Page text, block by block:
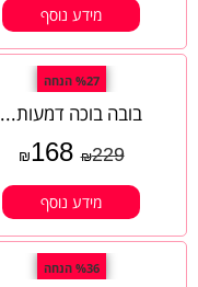
מידע נוסף
%27 הנחה
בובה בוכה דמעות...
₪229
₪168
מידע נוסף
%36 הנחה